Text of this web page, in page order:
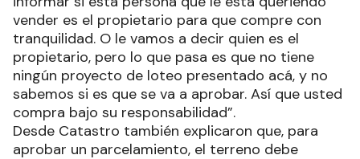
vender es el propietario para que compre con
tranquilidad. O le vamos a decir quien es el
propietario, pero lo que pasa es que no tiene
ningún proyecto de loteo presentado acá, y no
sabemos si es que se va a aprobar. Así que usted
compra bajo su responsabilidad”.
Desde Catastro también explicaron que, para
aprobar un parcelamiento, el terreno debe